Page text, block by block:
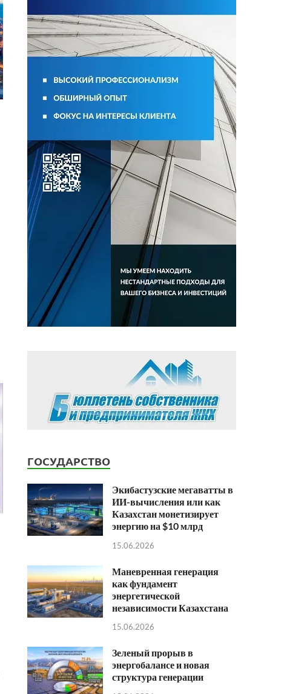
ГОСУДАРСТВО
Экибастузские мегаватты в
ИИ-вычисления или как
Казахстан монетизирует
энергию на $10 млрд
15.06.2026
Маневренная генерация
как фундамент
энергетической
независимости Казахстана
15.06.2026
Зеленый прорыв в
энергобалансе и новая
структура генерации